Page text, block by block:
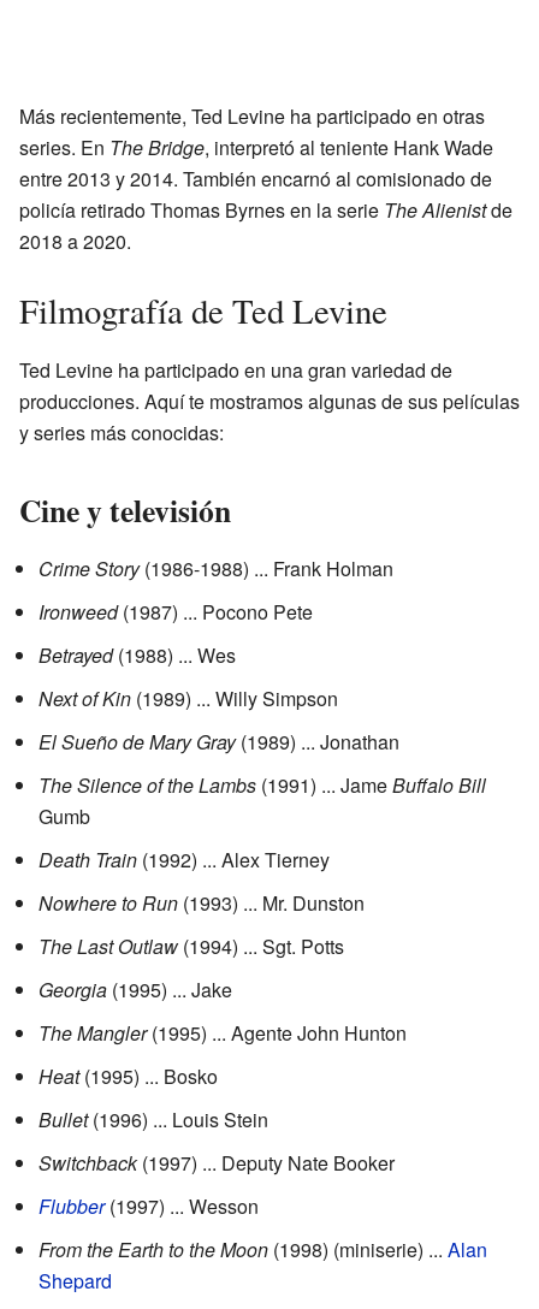
Más recientemente, Ted Levine ha participado en otras
series. En The Bridge, interpretó al teniente Hank Wade
entre 2013 y 2014. También encarnó al comisionado de
policía retirado Thomas Byrnes en la serie The Alienistde
2018 a 2020.
Filmografía de Ted Levine
Ted Levine ha participado en una gran variedad de
producciones. Aquí te mostramos algunas de sus películas
y series más conocidas:
Cine y televisión
Crime Story(1986-1988) ... Frank Holman
Ironweed(1987) ... Pocono Pete
Betrayed(1988) ... Wes
Next of Kin (1989) ... Willy Simpson
El Sueño de Mary Gray(1989) ... Jonathan
The Silence of the Lambs (1991) ... JameBuffalo Bill
Gumb
Death Train (1992) ... Alex Tierney
Nowhere to Run (1993) ... Mr. Dunston
The Last Outlaw (1994) ... Sgt. Potts
Georgia (1995) ... Jake
The Mangler(1995) ... Agente John Hunton
Heat(1995) ... Bosko
Bullet(1996) ... Louis Stein
Switchback(1997) ... Deputy Nate Booker
Flubber(1997) ... Wesson
From the Earth to the Moon (1998) (miniserie) ... Alan
Shepard